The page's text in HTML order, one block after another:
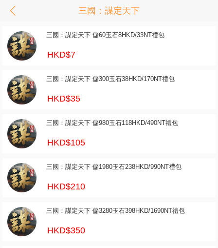
三國：謀定天下
三國：謀定天下 儲60玉石8HKD/33NT禮包
HKD$7
三國：謀定天下 儲300玉石38HKD/170NT禮包
HKD$35
三國：謀定天下 儲980玉石118HKD/490NT禮包
HKD$105
三國：謀定天下 儲1980玉石238HKD/990NT禮包
HKD$210
三國：謀定天下 儲3280玉石398HKD/1690NT禮包
HKD$350